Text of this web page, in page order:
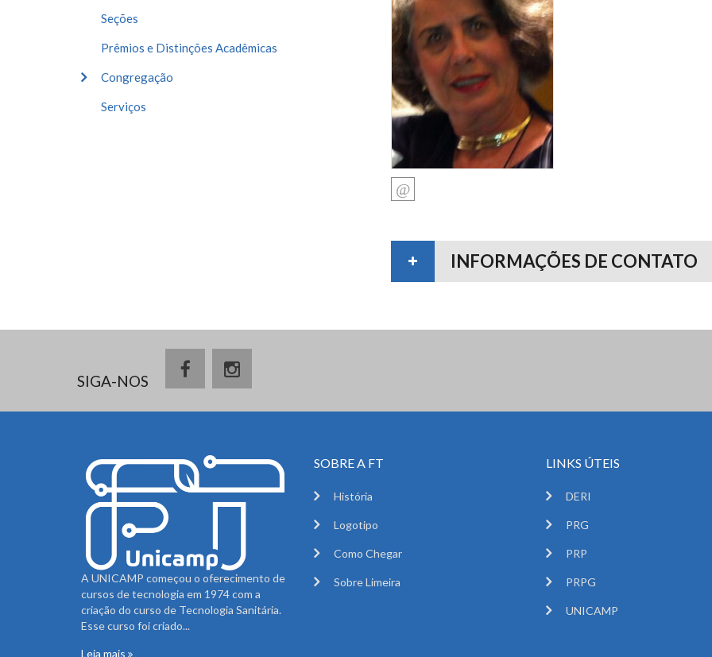
Seções
Prêmios e Distinções Acadêmicas
Congregação
Serviços
INFORMAÇÕES DE CONTATO
SIGA-NOS
A UNICAMP começou o oferecimento de
cursos de tecnologia em 1974 com a
criação do curso de Tecnologia Sanitária.
Esse curso foi criado...
Leia mais
SOBRE A FT
História
Logotipo
Como Chegar
Sobre Limeira
LINKS ÚTEIS
DERI
PRG
PRP
PRPG
UNICAMP